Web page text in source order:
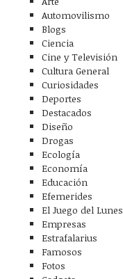
Automovilismo
Blogs
Ciencia
Cine y Televisión
Cultura General
Curiosidades
Deportes
Destacados
Diseño
Drogas
Ecología
Economía
Educación
Efemerides
El Juego del Lunes
Empresas
Estrafalarius
Famosos
Fotos